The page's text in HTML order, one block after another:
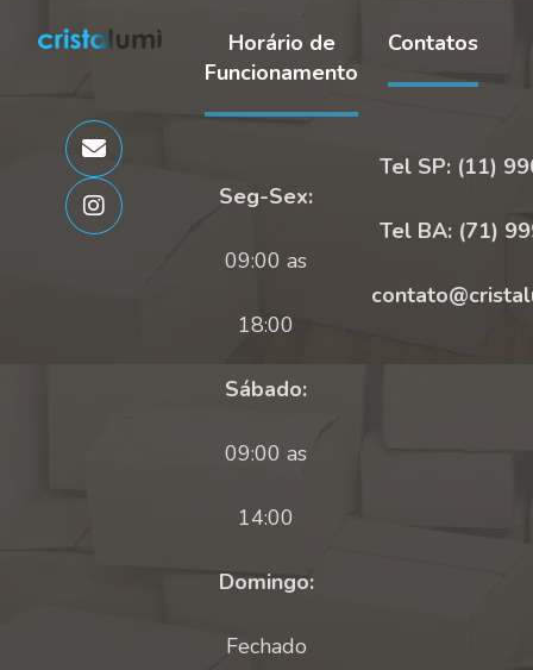
Horário de
Funcionamento
Seg-Sex:
09:00 as
18:00
Sábado:
09:00 as
14:00
Domingo:
Fechado
Contatos
Tel SP: (11)
Tel BA: (71)